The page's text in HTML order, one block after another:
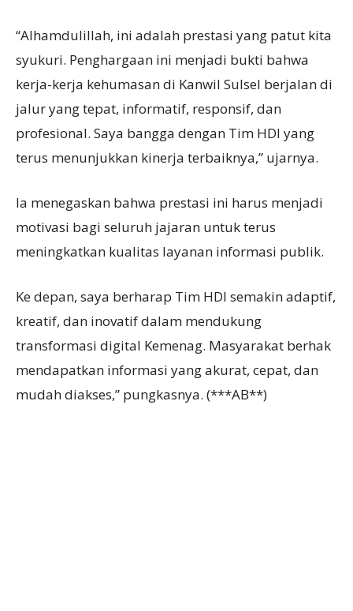
“Alhamdulillah, ini adalah prestasi yang patut kita
syukuri. Penghargaan ini menjadi bukti bahwa
kerja-kerja kehumasan di Kanwil Sulsel berjalan di
jalur yang tepat, informatif, responsif, dan
profesional. Saya bangga dengan Tim HDI yang
terus menunjukkan kinerja terbaiknya,” ujarnya.
Ia menegaskan bahwa prestasi ini harus menjadi
motivasi bagi seluruh jajaran untuk terus
meningkatkan kualitas layanan informasi publik.
Ke depan, saya berharap Tim HDI semakin adaptif,
kreatif, dan inovatif dalam mendukung
transformasi digital Kemenag. Masyarakat berhak
mendapatkan informasi yang akurat, cepat, dan
mudah diakses,” pungkasnya. (***AB**)